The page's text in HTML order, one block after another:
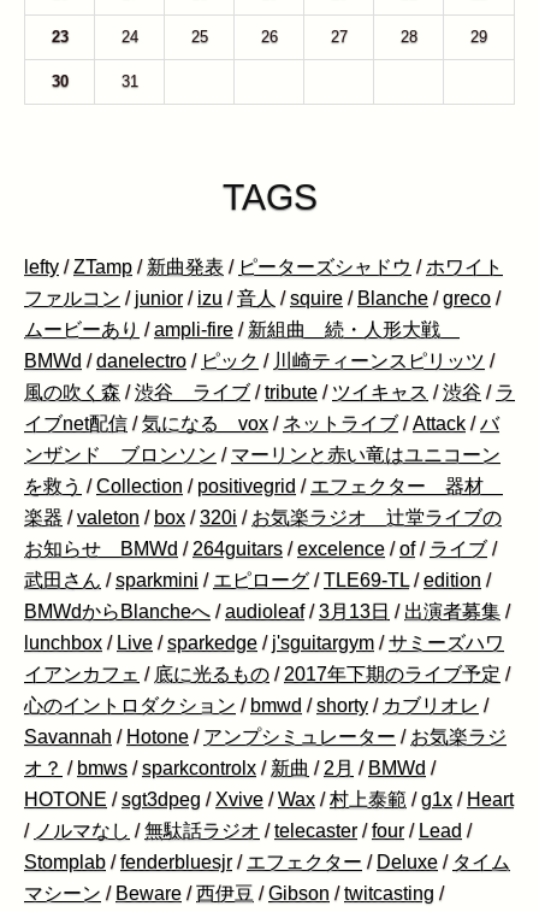
23 24 25 26 27 28 29
30 31
TAGS
lefty /ZTamp / 新曲発表 / ピーターズシャドウ /ホワイト
ファルコン / junior / izu /音人 /squire / Blanche /greco /
ムービーあり /ampli-fire / 新組曲 続・人形大戦
BMWd /danelectro / ピック / 川崎ティーンスピリッツ /
風の吹く森 /渋谷 ライブ /tribute / ツイキャス /渋谷 / ラ
イブnet配信 /気になる vox / ネットライブ /Attack /バ
ンザンド ブロンソン / マーリンと赤い竜はユニコーン
を救う /Collection / positivegrid / エフェクター 器材
楽器 /valeton / box /320i / お気楽ラジオ 辻堂ライブの
お知らせ BMWd /264guitars /excelence /of / ライブ /
武田さん /sparkmini / エピローグ /TLE69-TL /edition /
BMWdからBlancheへ /audioleaf /3月13日 / 出演者募集 /
lunchbox / Live /sparkedge / j'sguitargym /サミーズハワ
イアンカフェ / 底に光るもの /2017年下期のライブ予定 /
心のイントロダクション / bmwd /shorty / カブリオレ /
Savannah / Hotone / アンプシミュレーター / お気楽ラジ
オ？ / bmws /sparkcontrolx / 新曲 /2月 / BMWd /
HOTONE /sgt3dpeg /Xvive /Wax /村上泰範 /g1x / Heart
/ ノルマなし /無駄話ラジオ /telecaster /four / Lead /
Stomplab /fenderbluesjr / エフェクター / Deluxe / タイム
マシーン / Beware / 西伊豆 /Gibson /twitcasting /